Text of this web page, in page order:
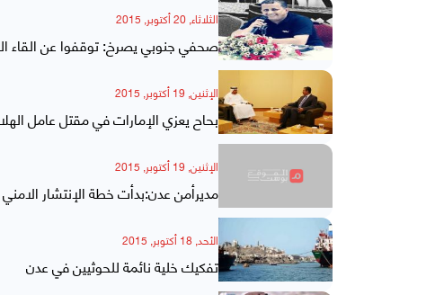
الثلاثاء, 20 أكتوبر, 2015
صحفي جنوبي يصرخ: توقفوا عن القاء
الإثنين, 19 أكتوبر, 2015
بحاح يعزي الإمارات في مقتل عامل
الإثنين, 19 أكتوبر, 2015
مديرأمن عدن:بدأت خطة الإنتشار
الأحد, 18 أكتوبر, 2015
تفكيك خلية نائمة للحوثيين في عدن